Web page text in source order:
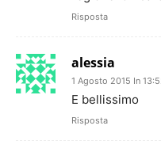
Risposta
alessia
1 Agosto 2015 In
E bellissimo
Risposta